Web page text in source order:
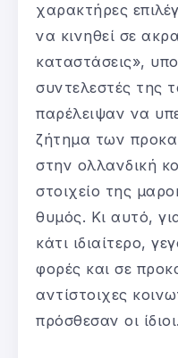
χαρακτήρες
να κινηθεί σε
καταστάσεις»,
συντελεστές της
παρέλειψαν να
ζήτημα των
στην ολλανδική
στοιχείο της
θυμός. Κι αυτό,
κάτι ιδιαίτερο,
φορές και σε
αντίστοιχες
πρόσθεσαν οι ίδιοι.